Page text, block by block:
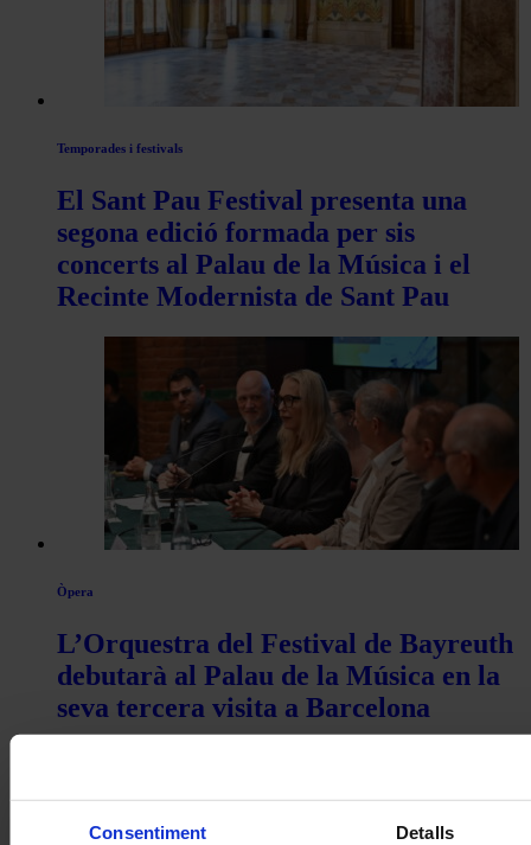
Consentiment Detalls
Temporades i festivals
El Sant Pau Festival presenta una
segona edició formada per sis
concerts al Palau de la Música i el
Recinte Modernista de Sant Pau
Òpera
L’Orquestra del Festival de Bayreuth
debutarà al Palau de la Música en la
seva tercera visita a Barcelona